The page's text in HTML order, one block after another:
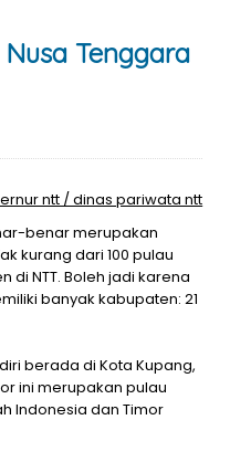
Tenggara
ntt / dinas pariwata ntt
benar merupakan
kurang dari 100 pulau
NTT. Boleh jadi karena
banyak kabupaten: 21
berada di Kota Kupang,
ini merupakan pulau
Indonesia dan Timor